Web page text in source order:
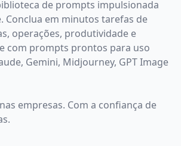
de prompts impulsionada
Conclua em minutos tarefas de
operações, produtividade e
com prompts prontos para uso
Gemini, Midjourney, GPT Image
empresas. Com a confiança de